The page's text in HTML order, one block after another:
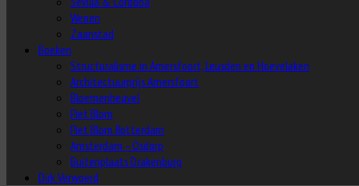
Wenen
Zaanstad
Boeken
Structuralisme in Amersfoort, Leusden en Hoevelaken
Architectuurprijs Amersfoort
Bloemenheuvel
Piet Blom
Piet Blom Rotterdam
Amsterdam – Osdorp
Buitenplaats Drakenburg
Dirk Verwoerd